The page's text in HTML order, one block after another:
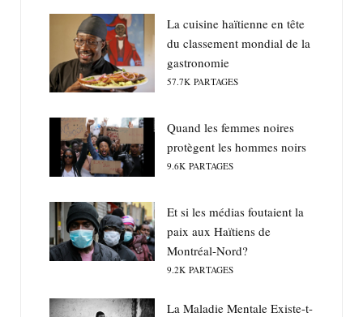
La cuisine haïtienne en tête
du classement mondial de la
gastronomie
57.7K PARTAGES
Quand les femmes noires
protègent les hommes noirs
9.6K PARTAGES
Et si les médias foutaient la
paix aux Haïtiens de
Montréal-Nord?
9.2K PARTAGES
La Maladie Mentale Existe-t-